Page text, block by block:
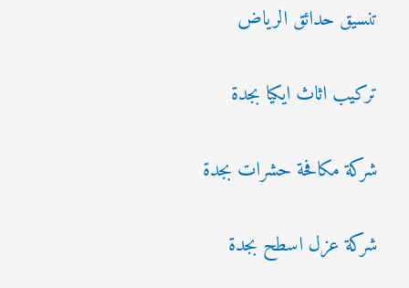
تنسيق حدائق الرياض
تركيب اثاث ايكيا بجدة
شركة مكافحة حشرات بجدة
شركة عزل اسطح بجدة